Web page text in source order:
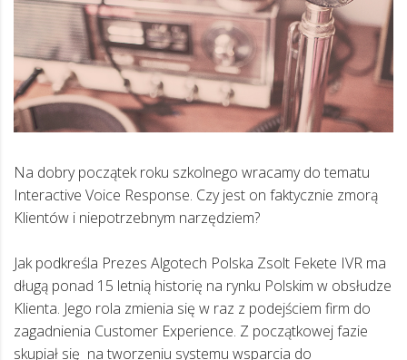
Na dobry początek roku szkolnego wracamy do tematu
Interactive Voice Response. Czy jest on faktycznie zmorą
Klientów i niepotrzebnym narzędziem?
Jak podkreśla Prezes Algotech Polska Zsolt Fekete IVR ma
długą ponad 15 letnią historię na rynku Polskim w obsłudze
Klienta. Jego rola zmienia się w raz z podejściem firm do
zagadnienia Customer Experience. Z początkowej fazie
skupiał się na tworzeniu systemu wsparcia do